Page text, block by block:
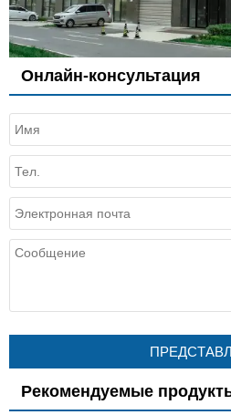
Онлайн-консультация
Рекомендуемые